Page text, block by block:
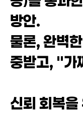
방안.
물론, 완벽
중받고, "가
신뢰 회복을